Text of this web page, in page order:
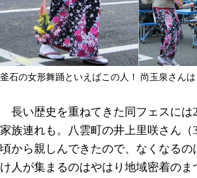
釜石の女形舞踊といえばこの人！ 尚玉泉さん
長い歴史を重ねてきた同フェスには
家族連れも。八雲町の井上里咲さん（
頃から親しんできたので、なくなる
け人が集まるのはやはり地域密着のま